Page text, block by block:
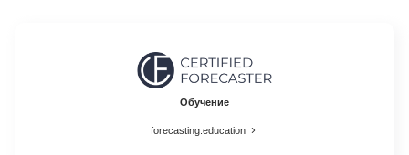
Обучение
forecasting.education